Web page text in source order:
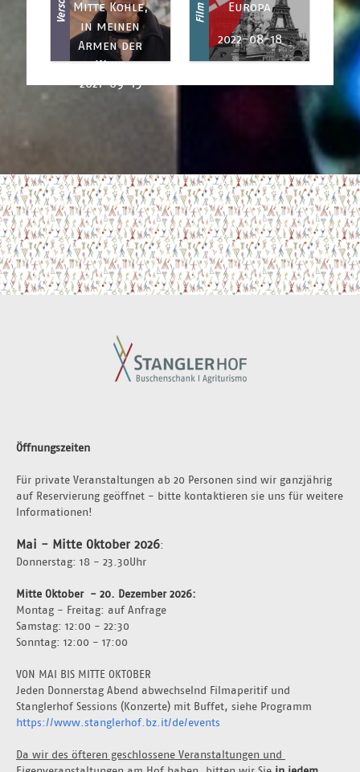
Mitte Kohle,
in meinen
Armen der
Wind
2021-09-15
Film
Europa
2022-08-18
Öffnungszeiten
Für private Veranstaltungen ab 20 Personen sind wir ganzjährig
auf Reservierung geöffnet - bitte kontaktieren sie uns für weitere
Informationen!
Mai - Mitte Oktober 2026:
Donnerstag: 18 - 23.30Uhr
Mitte Oktober  - 20. Dezember 2026:
Montag - Freitag: auf Anfrage
Samstag: 12:00 - 22:30
Sonntag: 12:00 - 17:00
VON MAI BIS MITTE OKTOBER
Jeden Donnerstag Abend abwechselnd Filmaperitif und
https://www.stanglerhof.bz.it/de/events
Da wir des öfteren geschlossene Veranstaltungen und